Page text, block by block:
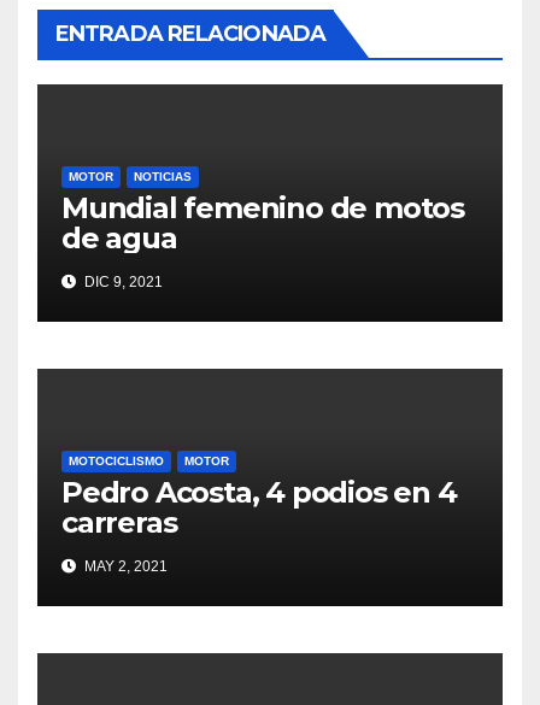
ENTRADA RELACIONADA
MOTOR NOTICIAS
Mundial femenino de motos
de agua
DIC 9, 2021
MOTOCICLISMO MOTOR
Pedro Acosta, 4 podios en 4
carreras
MAY 2, 2021